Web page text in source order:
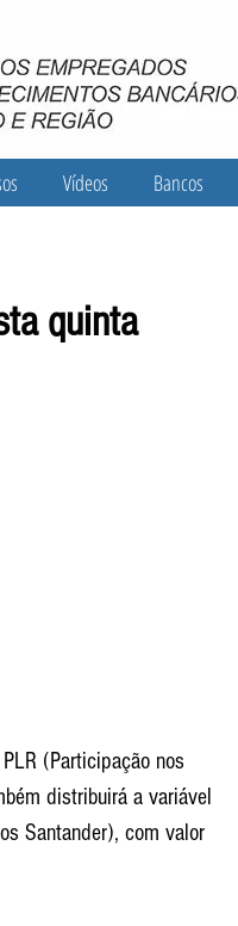
Vídeos Bancos
quinta
(Participação nos
distribuirá a variável
Santander), com valor